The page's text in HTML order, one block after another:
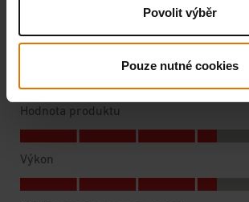
Povolit výběr
Pouze nutné cookies